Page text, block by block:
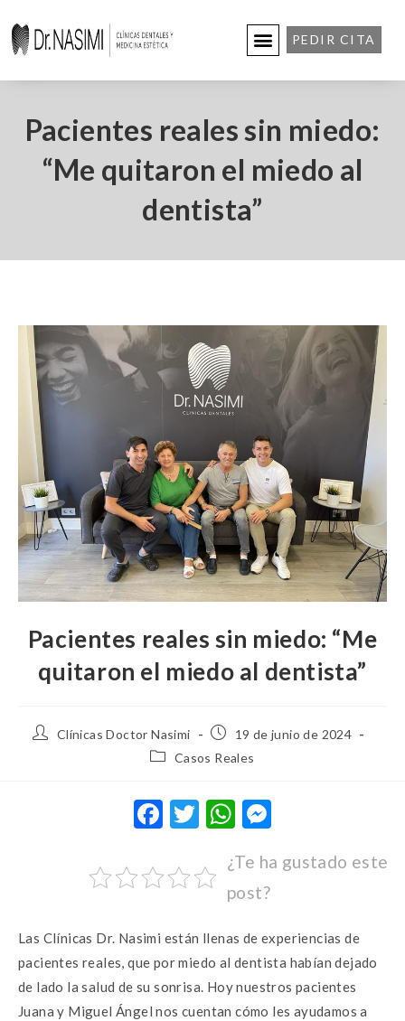
PEDIR CITA
Pacientes reales sin miedo:
“Me quitaron el miedo al
dentista”
Pacientes reales sin miedo: “Me
quitaron el miedo al dentista”
Clínicas Doctor Nasimi
19 de junio de 2024
Casos Reales
F
e
b
o
o
k
T
it
te
r
W
at
s
A
p
p
se
g
er
¿Te ha gustado este
post?
Las Clínicas Dr. Nasimi están llenas de experiencias de
pacientes reales, que por miedo al dentista habían dejado
de lado la salud de su sonrisa. Hoy nuestros pacientes
Juana y Miguel Ángel nos cuentan cómo les ayudamos a